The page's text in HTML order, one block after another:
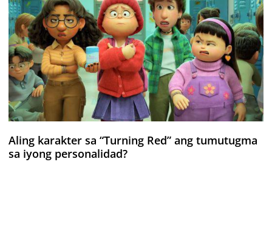
Aling karakter sa “Turning Red” ang tumutugma
sa iyong personalidad?